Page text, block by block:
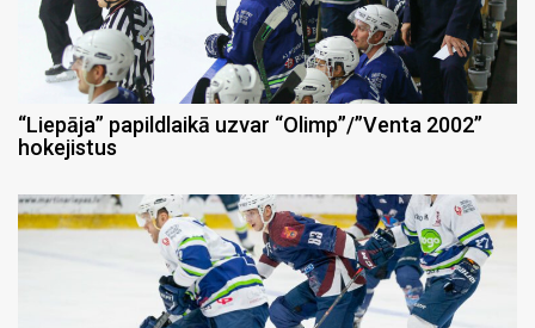
“Liepāja” papildlaikā uzvar “Olimp”/”Venta 2002”
hokejistus